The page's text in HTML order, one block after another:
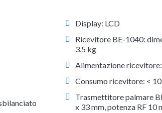
Display: LCD
Ricevitore BE-1040:
3,5 kg
Alimentazione
Consumo ricevitore: <
Trasmettitore palmare
x 33 mm, potenza RF 10